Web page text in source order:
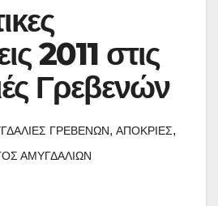
2011 στις
Γρεβενών
ΓΡΕΒΕΝΩΝ, ΑΠΟΚΡΙΕΣ,
ΑΜΥΓΔΑΛΙΩΝ